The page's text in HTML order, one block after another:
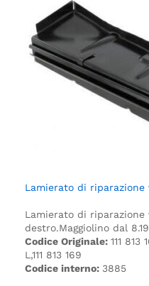
Lamierato di riparazione
Lamierato di riparazione
destro.Maggiolino dal
Codice Originale: 111 813
L,111 813 169
Codice interno: 3885